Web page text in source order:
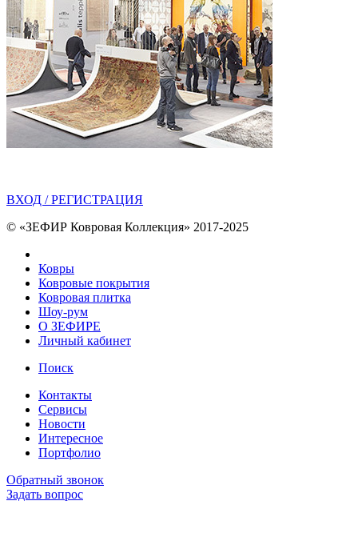
ВХОД / РЕГИСТРАЦИЯ
© «ЗЕФИР Ковровая Коллекция» 2017-2025
Ковры
Ковровые покрытия
Ковровая плитка
Шоу-рум
О ЗЕФИРЕ
Личный кабинет
Поиск
Контакты
Сервисы
Новости
Интересное
Портфолио
Обратный звонок
Задать вопрос